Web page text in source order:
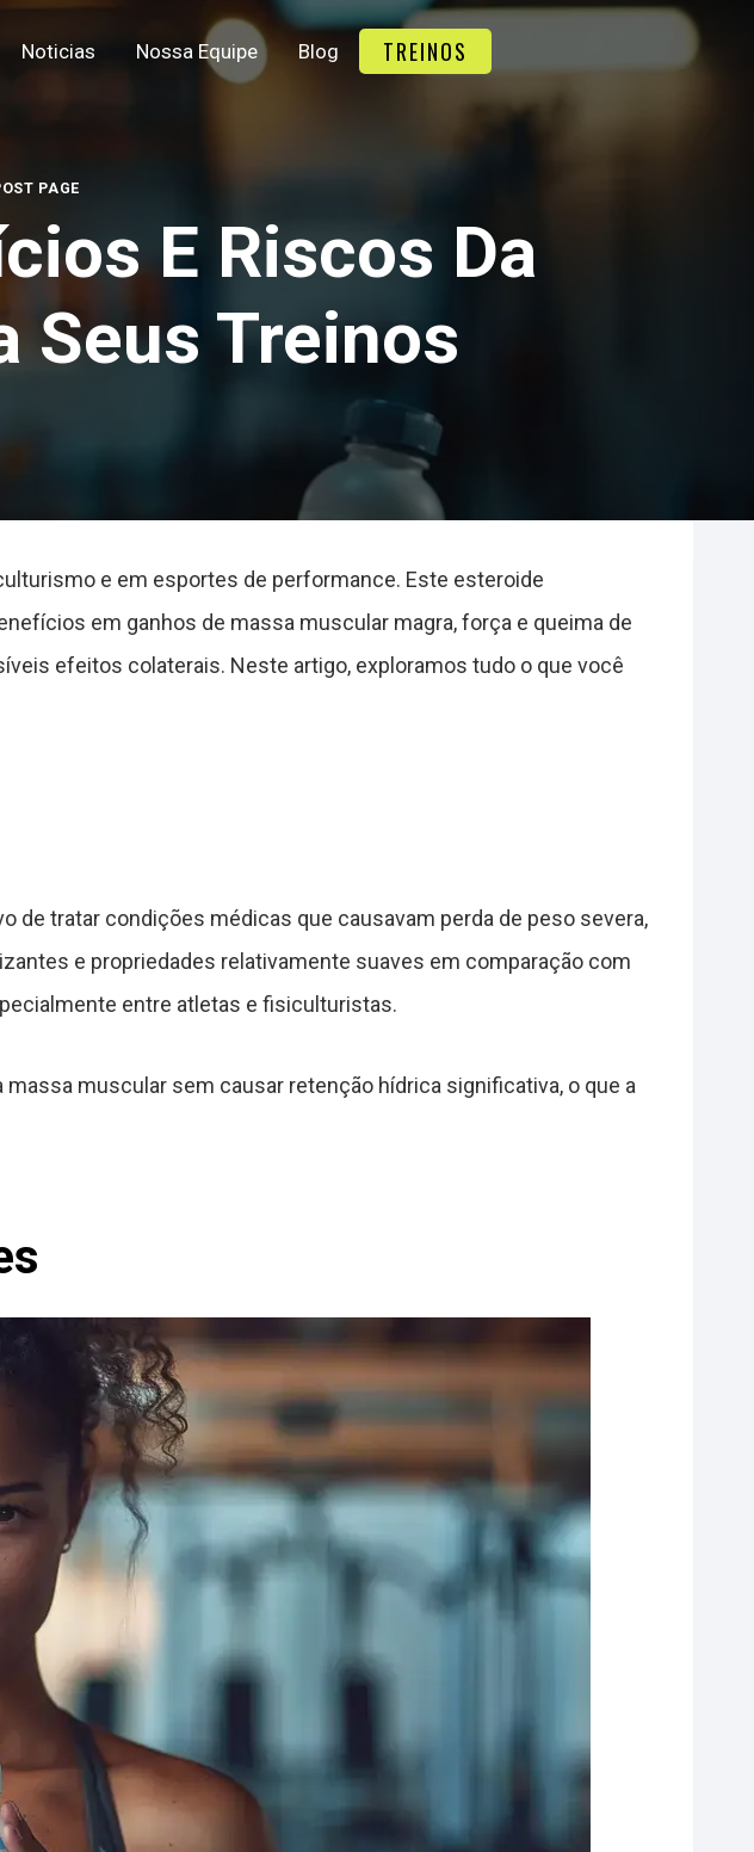
Noticias Nossa Equipe Blog TREINOS
PAGE
E Riscos Da
Seus Treinos
e em esportes de performance. Este esteroide
em ganhos de massa muscular magra, força e queima de
efeitos colaterais. Neste artigo, exploramos tudo o que você
de tratar condições médicas que causavam perda de peso severa,
e propriedades relativamente suaves em comparação com
entre atletas e fisiculturistas.
muscular sem causar retenção hídrica significativa, o que a